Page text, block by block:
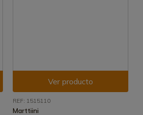
Ver producto
REF: 1515110
Marttiini